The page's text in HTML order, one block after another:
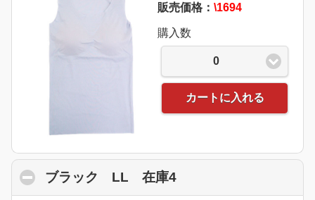
販売価格： \1694
購入数
0
カートに入れる
ブラック LL 在庫4click to collapse